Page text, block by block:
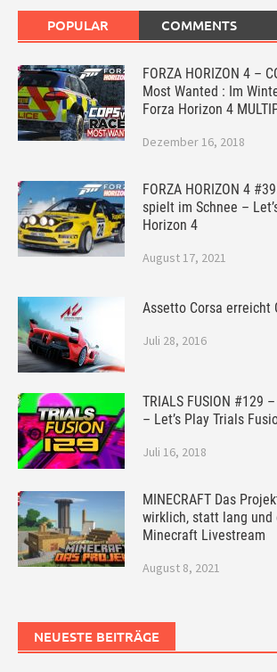
POPULAR COMMENTS
FORZA HORIZON 4 –
Most Wanted : Im
Forza Horizon 4
Dezember 16, 2018
FORZA HORIZON 4
spielt im Schnee –
Horizon 4
August 17, 2021
Assetto Corsa erreicht
Juli 28, 2016
TRIALS FUSION #129
– Let’s Play Trials
Juli 16, 2018
MINECRAFT Das
wirklich, statt lang
Minecraft Livestream
August 8, 2021
NEUESTE BEITRÄGE